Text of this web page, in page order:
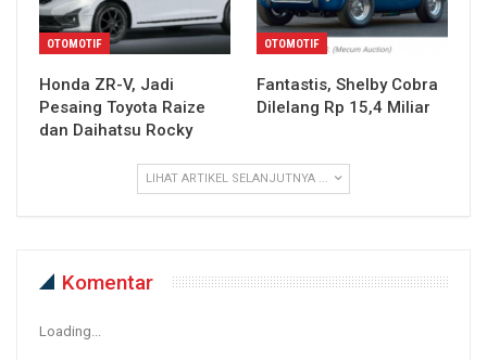
OTOMOTIF
Honda ZR-V, Jadi
Pesaing Toyota Raize
dan Daihatsu Rocky
OTOMOTIF
Fantastis, Shelby Cobra
Dilelang Rp 15,4 Miliar
LIHAT ARTIKEL SELANJUTNYA ...
Komentar
Loading...